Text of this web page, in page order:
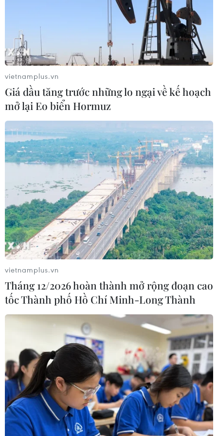
Tác động của việc khoảng cách GDP Mỹ-
Trung Quốc tiếp tục thu hẹp
19/01/2021 09:19
Năm 2020, trong bối cảnh đại dịch COVID-19, khoảng
cách quy mô GDP giữa Trung Quốc và Mỹ tiếp tục thu
hẹp do hiệu quả phòng chống dịch của Trung Quốc
được cho là tốt hơn Mỹ.
vietnamplus.vn
Giá dầu tăng trước những lo ngại về kế hoạch
mở lại Eo biển Hormuz
vietnamplus.vn
Tháng 12/2026 hoàn thành mở rộng đoạn cao
tốc Thành phố Hồ Chí Minh-Long Thành